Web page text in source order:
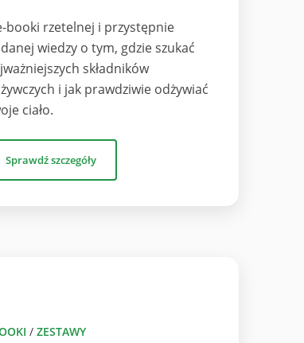
booki rzetelnej i przystępnie
wiedzy o tym, gdzie szukać
składników
i jak prawdziwie odżywiać
ciało.
Sprawdź szczegóły
/ZESTAWY